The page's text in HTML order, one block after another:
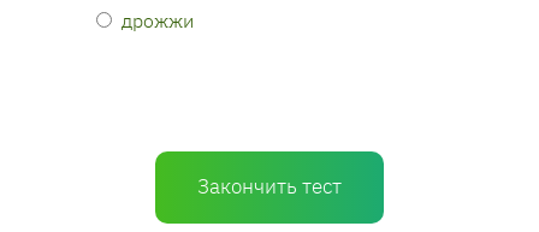
дрожжи
Закончить тест